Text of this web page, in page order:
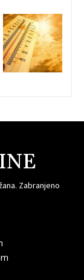
Zabranjeno